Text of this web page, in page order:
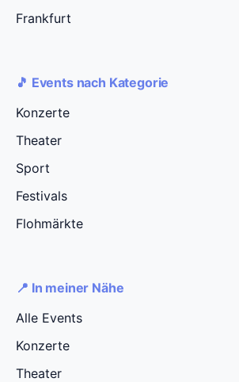
Frankfurt
🎵 Events nach Kategorie
Konzerte
Theater
Sport
Festivals
Flohmärkte
📍 In meiner Nähe
Alle Events
Konzerte
Theater